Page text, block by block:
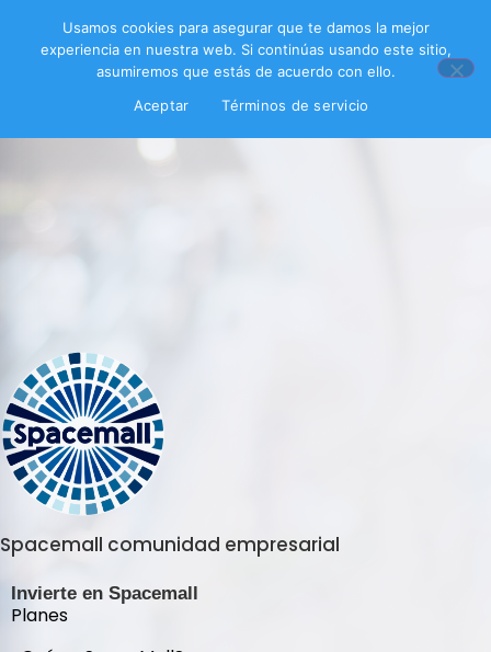
Spacemall comunidad empresarial
Invierte en Spacemall
Planes
Usamos cookies para asegurar que te damos la mejor
experiencia en nuestra web. Si continúas usando este sitio,
asumiremos que estás de acuerdo con ello.
Aceptar
Términos de servicio